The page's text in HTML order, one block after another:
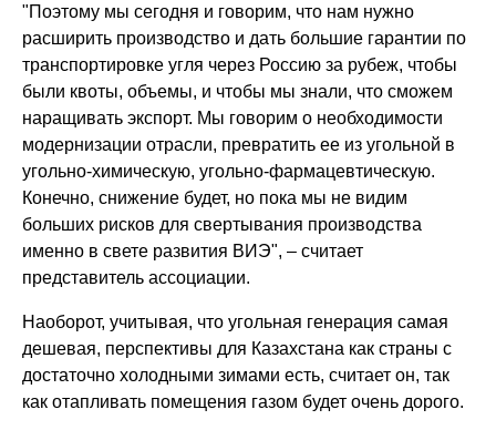
"Поэтому мы сегодня и говорим, что нам нужно
расширить производство и дать большие гарантии по
транспортировке угля через Россию за рубеж, чтобы
были квоты, объемы, и чтобы мы знали, что сможем
наращивать экспорт. Мы говорим о необходимости
модернизации отрасли, превратить ее из угольной в
угольно-химическую, угольно-фармацевтическую.
Конечно, снижение будет, но пока мы не видим
больших рисков для свертывания производства
именно в свете развития ВИЭ", – считает
представитель ассоциации.
Наоборот, учитывая, что угольная генерация самая
дешевая, перспективы для Казахстана как страны с
достаточно холодными зимами есть, считает он, так
как отапливать помещения газом будет очень дорого.